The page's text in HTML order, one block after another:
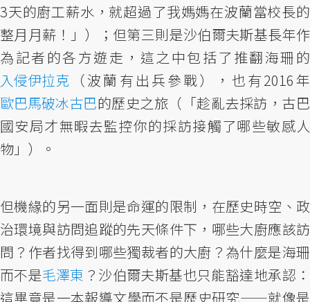
3天的廚工薪水，就超過了我媽媽在波蘭當校長的
整月月薪！」）；但第三則是沙伯爾夫斯基長年作
為記者的各方遊走，這之中包括了推翻海珊的
入侵伊拉克 （波蘭有出兵參戰），也有2016年
歐巴馬破冰古巴的歷史之旅（「趁亂去採訪，古巴
國安局才無暇去監控你的採訪接觸了哪些敏感人
物」）。
但機緣的另一面則是命運的限制，在歷史時空、政
治環境與訪問追蹤的先天條件下，哪些大廚應該訪
問？作者找得到哪些獨裁者的大廚？為什麼是海珊
而不是毛澤東 ？沙伯爾夫斯基也只能豁達地承認：
這畢竟是一本報導文學而不是歷史研究——就像是